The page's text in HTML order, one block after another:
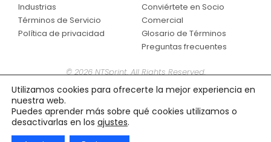
Industrias
Términos de Servicio
Política de privacidad
Conviértete en Socio
Comercial
Glosario de Términos
Preguntas frecuentes
© 2026 NTSprint. All Rights Reserved.
Utilizamos cookies para ofrecerte la mejor experiencia en
nuestra web.
Puedes aprender más sobre qué cookies utilizamos o
desactivarlas en los ajustes.